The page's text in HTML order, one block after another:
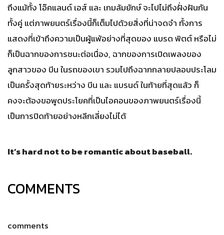
ถึงแม้ทั้ง โอ๊คแลนด์ เอส์ และ เกมล้มยักษ์ จะไปไม่ถึงฝั่งฝันกัน
ทั้งคู่ แต่ภาพยนตร์เรื่องนี้ก็เต็มไปด้วยสิ่งที่น่าจดจำ ทั้งการ
แสดงที่เข้าถึงความเป็นผู้แพ้อย่างที่สุดของ แบรด พิตต์ หรือไม่
ก็เป็นฉากของการชนะต่อเนื่อง, ฉากของการเปิดเพลงของ
ลูกสาวของ บีน ในรถของเขา รวมไปถึงฉากกลายปลอบประโลม
เป็นครั้งสุดท้ายระหว่าง บีน และ แบรนด์ ในท้ายที่สุดแล้ว ก็
คงจะต้องขอพูดประโยคที่เป็นไอคอนของภาพยนตร์เรื่องนี้
เป็นการปิดท้ายอย่างหลีกเลี่ยงไม่ได้
It’s hard not to be romantic about baseball.
COMMENTS
comments